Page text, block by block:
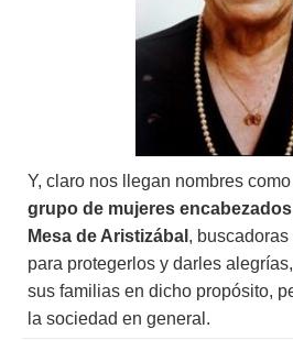
Y, claro nos llegan nombres como
grupo de mujeres
Mesa de Aristizábal ,
para protegerlos y darles
sus familias en dicho propósito,
la sociedad en general.